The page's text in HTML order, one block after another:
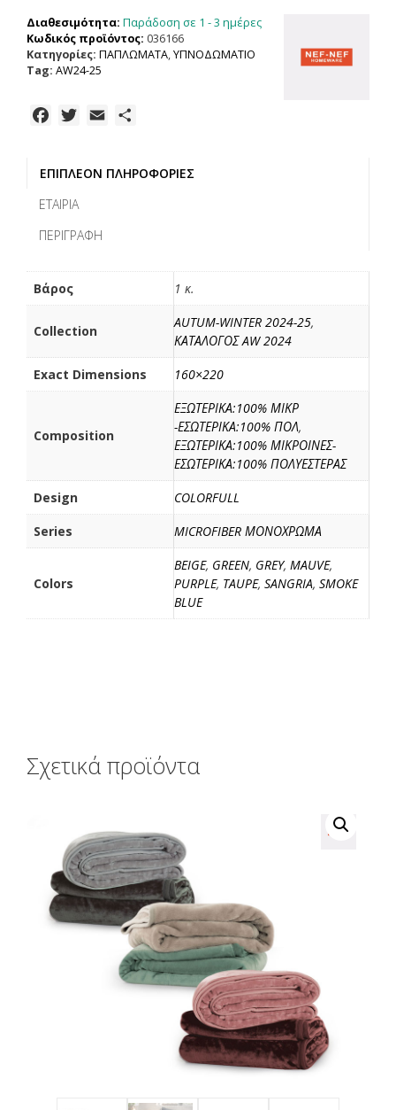
ΕΞΩΤΕΡΙΚΑ:100%
ΜΙΚΡ.-
ΕΣΩΤΕΡΙΚΑ:100%
Διαθεσιμότητα: Παράδοση σε 1 - 3 ημέρες
Κωδικός προϊόντος: 036166
Κατηγορίες: ΠΑΠΛΩΜΑΤΑ,ΥΠΝΟΔΩΜΑΤΙΟ
Tag: AW24-25
e
b
o
t
r
i
ρ
τ
ΕΠΙΠΛΈΟΝ ΠΛΗΡΟΦΟΡΊΕΣ
ΕΤΑΙΡΊΑ
ΠΕΡΙΓΡΑΦΉ
Βάρος 1 κ.
Collection
AUTUM-WINTER 2024-25,
ΚΑΤΑΛΟΓΟΣ AW 2024
Exact Dimensions
160×220
Composition
ΕΞΩΤΕΡΙΚΑ:100% ΜΙΚΡ
-ΕΣΩΤΕΡΙΚΑ:100% ΠΟΛ,
ΕΞΩΤΕΡΙΚΑ:100% ΜΙΚΡΟΙΝΕΣ-
ΕΣΩΤΕΡΙΚΑ:100% ΠΟΛΥΕΣΤΕΡΑΣ
Design
COLORFULL
Series
MICROFIBER ΜΟΝΟΧΡΩΜΑ
Colors
BEIGE, GREEN, GREY, MAUVE,
PURPLE, TAUPE, SANGRIA, SMOKE
BLUE
Σχετικά προϊόντα